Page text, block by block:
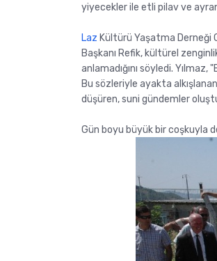
yiyecekler ile etli pilav ve
Laz Kültürü Yaşatma Derneği
Başkanı Refik, kültürel
anlamadığını söyledi.
Bu sözleriyle ayakta
düşüren, suni gündemler
Gün boyu büyük bir coşkuyla